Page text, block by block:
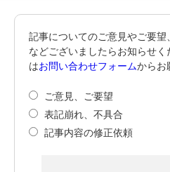
記事についてのご意見やご要
などございましたらお知らせ
はお問い合わせフォームからお
ご意見、ご要望
表記崩れ、不具合
記事内容の修正依頼